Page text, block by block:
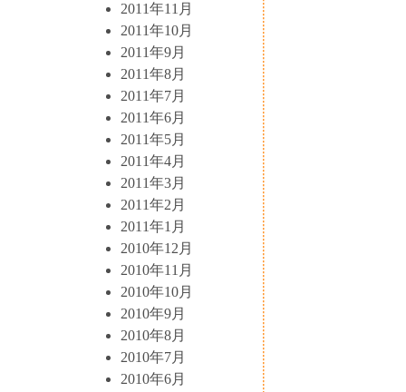
2011年11月
2011年10月
2011年9月
2011年8月
2011年7月
2011年6月
2011年5月
2011年4月
2011年3月
2011年2月
2011年1月
2010年12月
2010年11月
2010年10月
2010年9月
2010年8月
2010年7月
2010年6月